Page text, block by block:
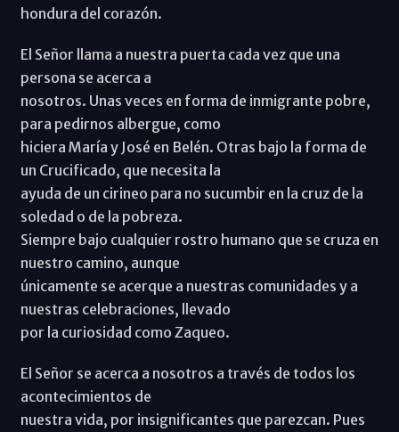
hondura del corazón.
El Señor llama a nuestra puerta cada vez que una
persona se acerca a
nosotros. Unas veces en forma de inmigrante pobre,
para pedirnos albergue, como
hiciera María y José en Belén. Otras bajo la forma de
un Crucificado, que necesita la
ayuda de un cirineo para no sucumbir en la cruz de la
soledad o de la pobreza.
Siempre bajo cualquier rostro humano que se cruza en
nuestro camino, aunque
únicamente se acerque a nuestras comunidades y a
nuestras celebraciones, llevado
por la curiosidad como Zaqueo.
El Señor se acerca a nosotros a través de todos los
acontecimientos de
nuestra vida, por insignificantes que parezcan. Pues